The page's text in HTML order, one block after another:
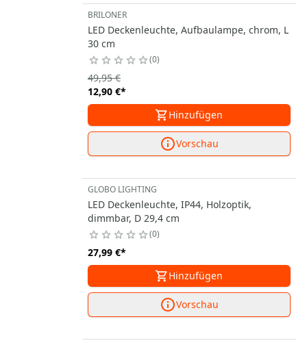
BRILONER
LED Deckenleuchte, Aufbaulampe, chrom, L
30 cm
0
12,90 €*
49,95 €
Hinzufügen
Vorschau
GLOBO LIGHTING
LED Deckenleuchte, IP44, Holzoptik,
dimmbar, D 29,4 cm
0
27,99 €*
Hinzufügen
Vorschau